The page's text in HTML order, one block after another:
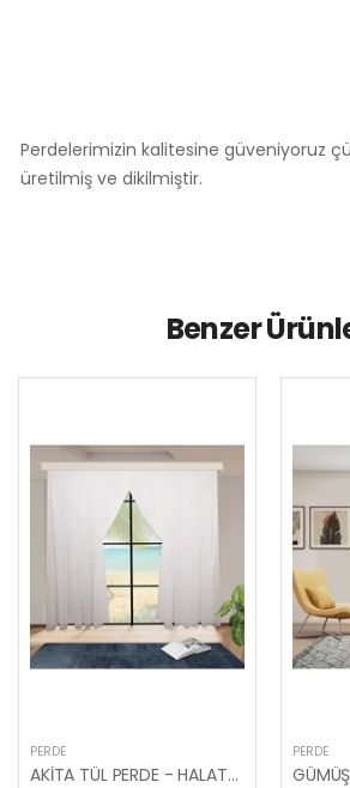
Perdelerimizin kalitesine güveniyoruz
üretilmiş ve dikilmiştir.
Benzer
PERDE
AKİTA TÜL PERDE - HALATLI KRUVAZE PÜSKÜLLÜ TÜL PERDE
PERDE